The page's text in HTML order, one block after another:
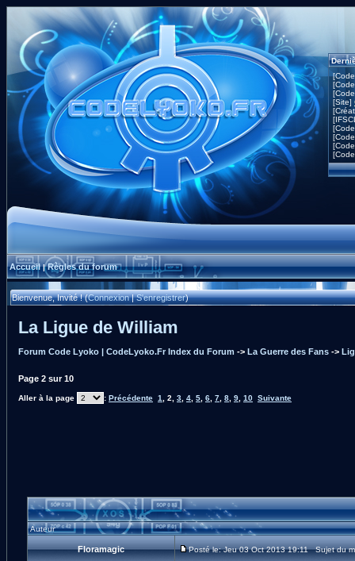
[Site]
Accueil|Règles du forum
Bienvenue, Invité ! (Connexion|S'enregistrer)
La Ligue de William
Forum Code Lyoko | CodeLyoko.Fr Index du Forum -> La Guerre des Fans ->
Page 2 sur10
Aller à la page : Précédente 1 2 3 4 5 6 7 8 9 10 Suivante
Auteur
Floramagic Posté le: Jeu 03 Oct 2013 19:11 Sujet du